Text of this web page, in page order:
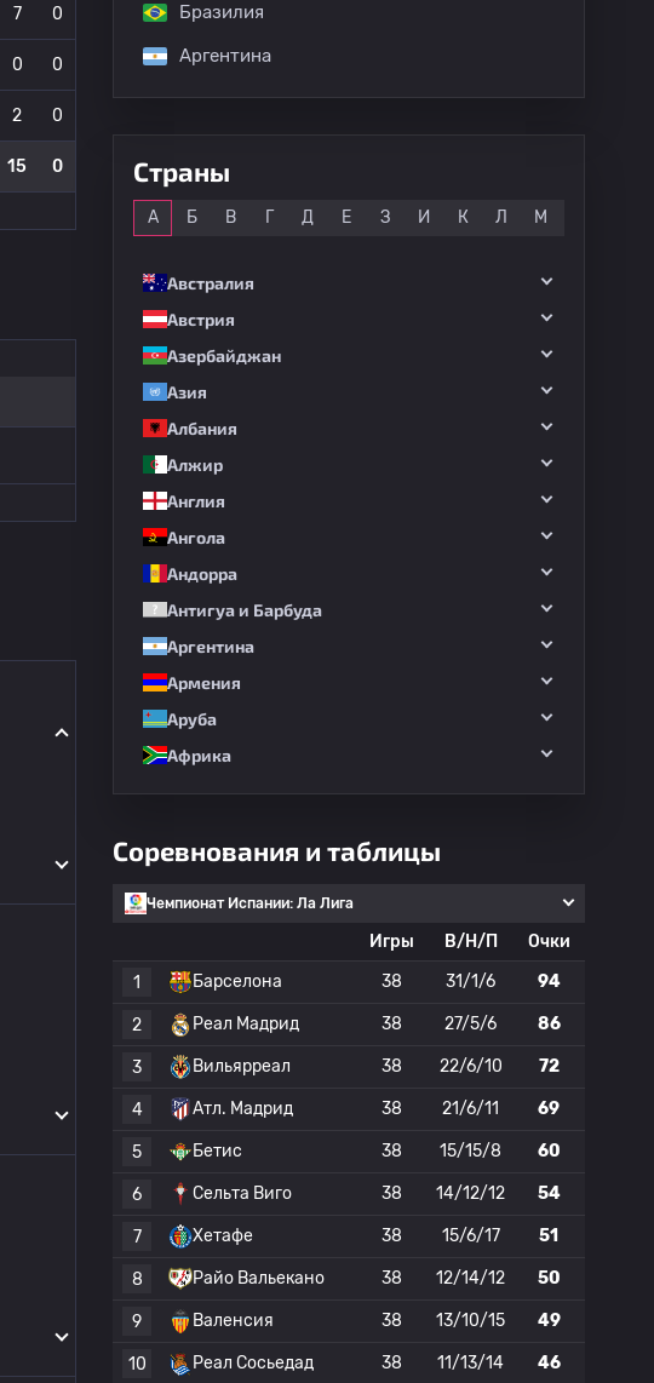
7 0
0 0
2 0
15 0
Бразилия
Аргентина
Страны
А Б В Г Д Е З И К Л М
Австралия
Австрия
Азербайджан
Азия
Албания
Алжир
Англия
Ангола
Андорра
Антигуа и Барбуда
Аргентина
Армения
Аруба
Африка
Соревнования и таблицы
Чемпионат Испании: Ла Лига
Игры В/Н/П
Очки
1
Барселона 38 31/1/6 94
2 Реал Мадрид 38 27/5/6 86
3 Вильярреал 38 22/6/10 72
4 Атл. Мадрид 38 21/6/11 69
5 Бетис 38 15/15/8 60
6 Сельта Виго 38 14/12/12 54
7 Хетафе 38 15/6/17 51
8 Райо Вальекано 38 12/14/12 50
9 Валенсия 38 13/10/15 49
10 Реал Сосьедад 38 11/13/14 46